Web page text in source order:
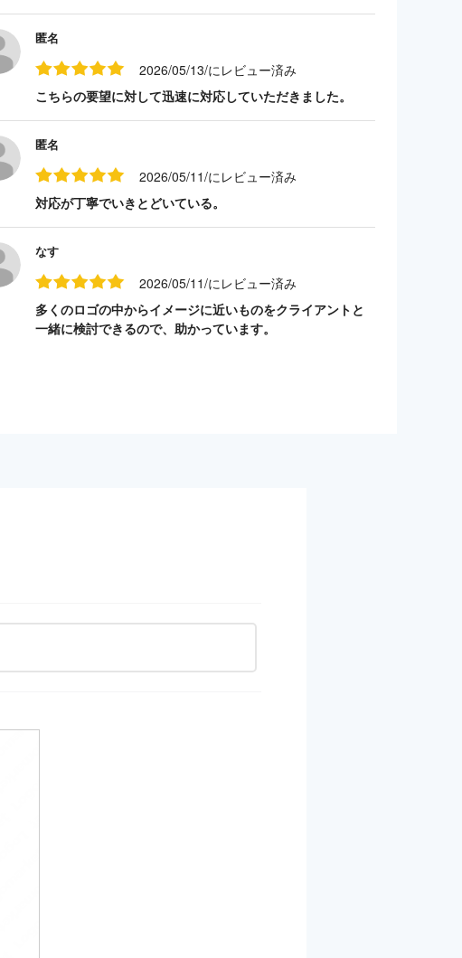
匿名
2026/05/13/にレビュー済み
こちらの要望に対して迅速に対応していただきました。
匿名
2026/05/11/にレビュー済み
対応が丁寧でいきとどいている。
なす
2026/05/11/にレビュー済み
多くのロゴの中からイメージに近いものをクライアントと
一緒に検討できるので、助かっています。